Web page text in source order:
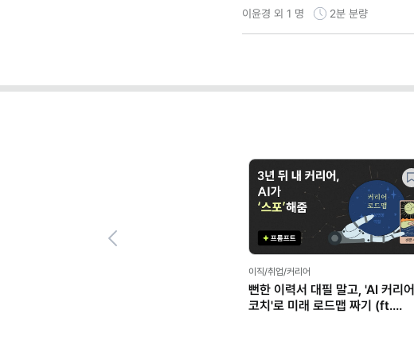
이윤경 외 1 명 2분 분량
이직/취업/커리어
뻔한 이력서 대필 말고, 'AI 커리어
코치'로 미래 로드맵 짜기 (ft.